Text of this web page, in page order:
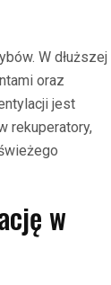
W dłuższej
oraz
jest
rekuperatory,
w